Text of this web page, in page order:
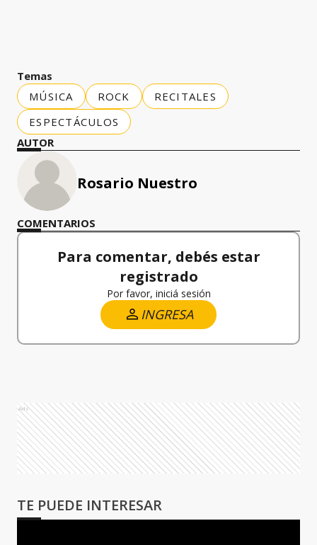
Temas
MÚSICA
ROCK
RECITALES
ESPECTÁCULOS
AUTOR
Rosario Nuestro
COMENTARIOS
Para comentar, debés estar
registrado
Por favor, iniciá sesión
INGRESA
Ads
TE PUEDE INTERESAR